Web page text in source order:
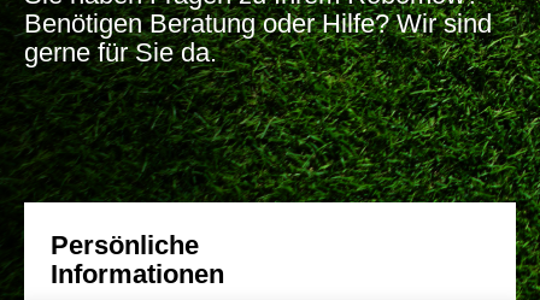
Benötigen Beratung oder Hilfe? Wir sind
gerne für Sie da.
Persönliche
Informationen